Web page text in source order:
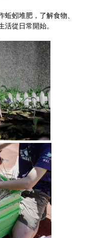
蚓堆肥，了解食物、
從日常開始。